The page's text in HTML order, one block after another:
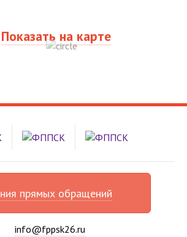
Показать на карте
прямых обращений
info@fppsk26.ru